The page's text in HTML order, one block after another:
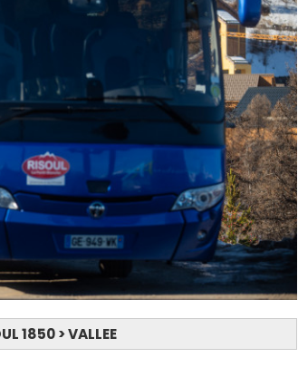
1850 > VALLEE